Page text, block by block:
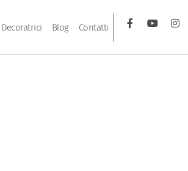
Decoratrici Blog Contatti